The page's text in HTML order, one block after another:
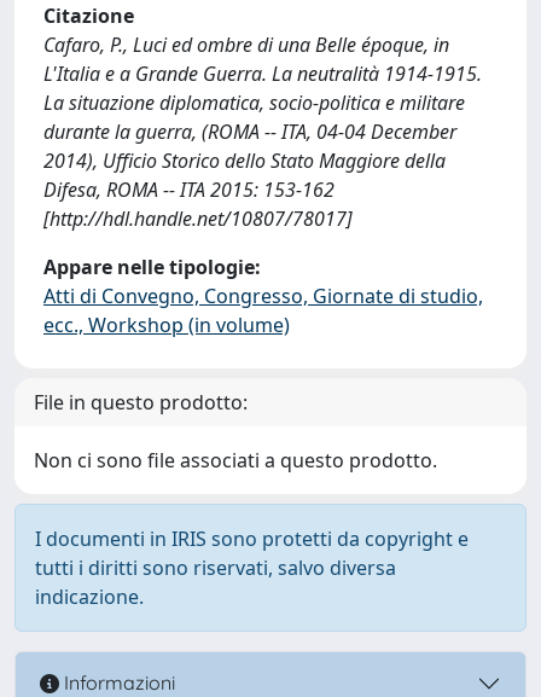
Citazione
Cafaro, P., Luci ed ombre di una Belle époque, in
L'Italia e a Grande Guerra. La neutralità 1914-1915.
La situazione diplomatica, socio-politica e militare
durante la guerra, (ROMA -- ITA, 04-04 December
2014), Ufficio Storico dello Stato Maggiore della
Difesa, ROMA -- ITA 2015: 153-162
[http://hdl.handle.net/10807/78017]
Appare nelle tipologie:
Atti di Convegno, Congresso, Giornate di studio,
ecc., Workshop (in volume)
File in questo prodotto:
Non ci sono file associati a questo prodotto.
I documenti in IRIS sono protetti da copyright e
tutti i diritti sono riservati, salvo diversa
indicazione.
Informazioni